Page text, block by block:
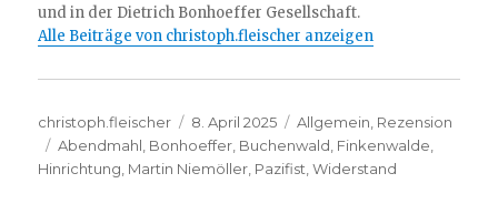
und in der Dietrich Bonhoeffer Gesellschaft.
Alle Beiträge von christoph.fleischer anzeigen
Autor
christoph.fleischer
Veröffentlicht
am
8. April 2025 Kategorien
Allgemein Rezension
Schlagwörter
Abendmahl Bonhoeffer Buchenwald Finkenwalde
Hinrichtung Martin Niemöller Pazifist ,Widerstand